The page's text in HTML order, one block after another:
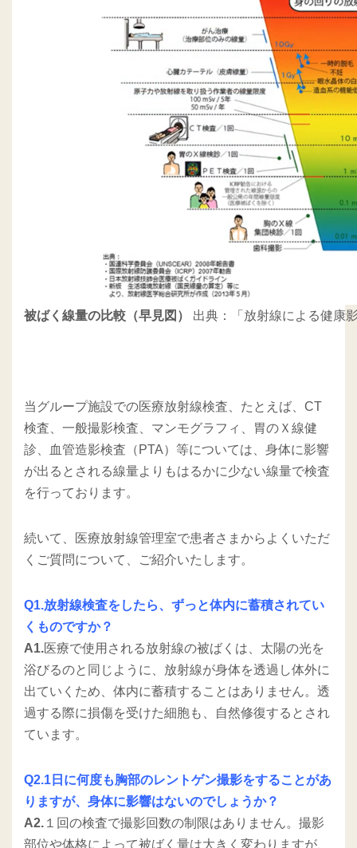
被ばく線量の比較（早見図） 出典：「放射線による健康
当グループ施設での医療放射線検査、たとえば、CT
検査、一般撮影検査、マンモグラフィ、胃のＸ線健
診、血管造影検査（PTA）等については、身体に影響
が出るとされる線量よりもはるかに少ない線量で検査
を行っております。
続いて、医療放射線管理室で患者さまからよくいただ
くご質問について、ご紹介いたします。
Q1.放射線検査をしたら、ずっと体内に蓄積されてい
くものですか？
A1.医療で使用される放射線の被ばくは、太陽の光を
浴びるのと同じように、放射線が身体を透過し体外に
出ていくため、体内に蓄積することはありません。透
過する際に損傷を受けた細胞も、自然修復するとされ
ています。
Q2.1日に何度も胸部のレントゲン撮影をすることがあ
りますが、身体に影響はないのでしょうか？
A2. １回の検査で撮影回数の制限はありません。撮影
部位や体格によって被ばく量は大きく変わりますが、